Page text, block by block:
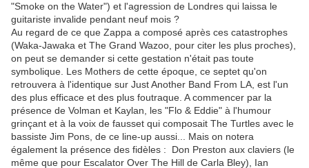
"Smoke on the Water") et l'agression de Londres qui laissa le
guitariste invalide pendant neuf mois ?
Au regard de ce que Zappa a composé après ces catastrophes
(Waka-Jawaka et The Grand Wazoo, pour citer les plus proches),
on peut se demander si cette gestation n'était pas toute
symbolique. Les Mothers de cette époque, ce septet qu'on
retrouvera à l'identique sur Just Another Band From LA, est l'un
des plus efficace et des plus foutraque. A commencer par la
présence de Volman et Kaylan, les "Flo & Eddie" à l'humour
grinçant et à la voix de fausset qui composait The Turtles avec le
bassiste Jim Pons, de ce line-up aussi... Mais on notera
également la présence des fidèles : Don Preston aux claviers (le
même que pour Escalator Over The Hill de Carla Bley), Ian